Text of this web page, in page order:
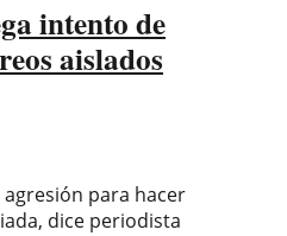
intento de
aislados
para hacer
dice periodista